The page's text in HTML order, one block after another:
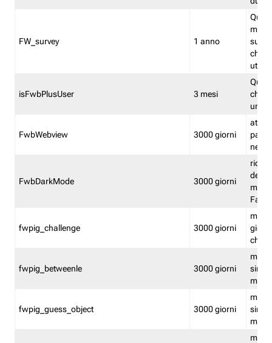
FW_survey 1 anno
utenti
isFwbPlusUser 3 mesi
che
una
FwbWebview 3000 giorni
attiva
FwbDarkMode 3000 giorni
fwpig_challenge 3000 giorni
fwpig_betweenle 3000 giorni
fwpig_guess_object 3000 giorni